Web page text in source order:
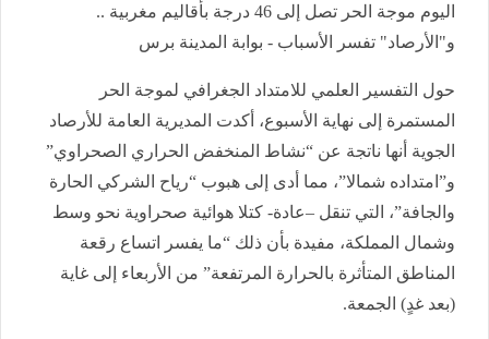
اليوم موجة الحر تصل إلى 46 درجة بأقاليم مغربية ..
و"الأرصاد" تفسر الأسباب - بوابة المدينة برس
حول التفسير العلمي للامتداد الجغرافي لموجة الحر
المستمرة إلى نهاية الأسبوع، أكدت المديرية العامة للأرصاد
الجوية أنها ناتجة عن “نشاط المنخفض الحراري الصحراوي”
و”امتداده شمالا”، مما أدى إلى هبوب “رياح الشركي الحارة
والجافة”، التي تنقل –عادة- كتلا هوائية صحراوية نحو وسط
وشمال المملكة، مفيدة بأن ذلك “ما يفسر اتساع رقعة
المناطق المتأثرة بالحرارة المرتفعة” من الأربعاء إلى غاية
(بعد غدٍ) الجمعة.